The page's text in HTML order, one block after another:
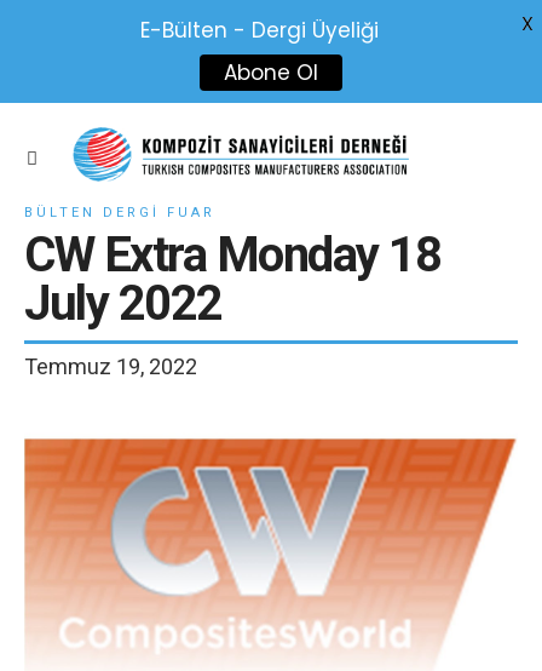
BÜLTEN DERGI FUAR
CW Extra Monday 18
July 2022
Temmuz 19, 2022
E-Bülten - Dergi Üyeliği
Abone Ol
X